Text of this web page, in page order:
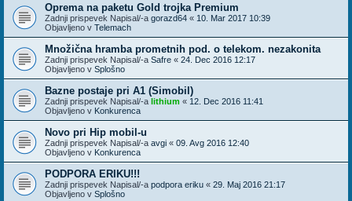
Oprema na paketu Gold trojka Premium
Zadnji prispevek Napisal/-a gorazd64 « 10. Mar 2017 10:39
Objavljeno v Telemach
Množična hramba prometnih pod. o telekom. nezakonita
Zadnji prispevek Napisal/-a Safre « 24. Dec 2016 12:17
Objavljeno v Splošno
Bazne postaje pri A1 (Simobil)
Zadnji prispevek Napisal/-a lithium « 12. Dec 2016 11:41
Objavljeno v Konkurenca
Novo pri Hip mobil-u
Zadnji prispevek Napisal/-a avgi « 09. Avg 2016 12:40
Objavljeno v Konkurenca
PODPORA ERIKU!!!
Zadnji prispevek Napisal/-a podpora eriku « 29. Maj 2016 21:17
Objavljeno v Splošno